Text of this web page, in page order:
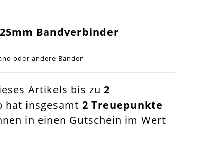
Bandverbinder
oder andere Bänder
Artikels bis zu 2
hat insgesamt 2 Treuepunkte
in einen Gutschein im Wert